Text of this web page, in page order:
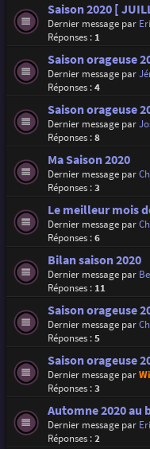
Saison 2020 [
Dernier message par
Réponses : 1
Saison orageuse
Dernier message par
Réponses :4
Saison orageuse
Dernier message par
Réponses :8
Ma Saison 2020
Dernier message par
Réponses :3
Le meilleur mois
Dernier message par
Réponses :6
Bilan saison 2020
Dernier message par
Réponses : 11
Saison orageuse
Dernier message par
Réponses :5
Saison orageuse
Dernier message par
Réponses :3
Automne 2020 au
Dernier message par
Réponses :2